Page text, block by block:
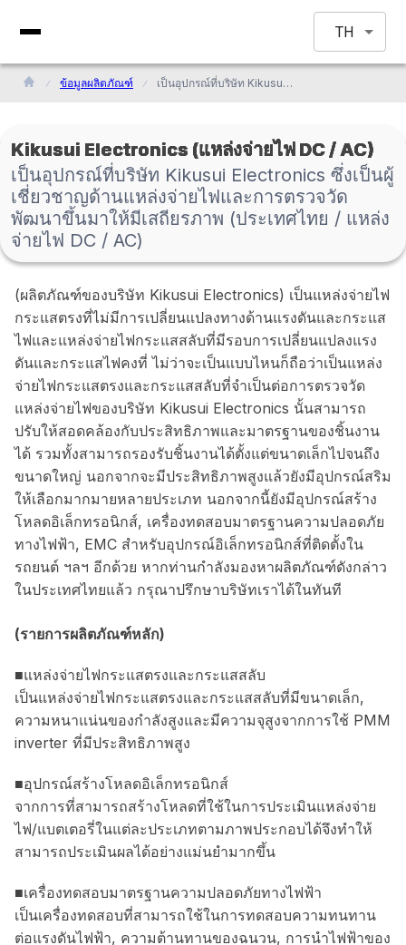
TH
ข้อมูลผลิตภัณฑ์ เป็นอุปกรณ์ที่บริษัท Kikusui Electronics ซึ่งเป็นผู้เชี่ยวชาญด้านแหล่งจ่ายไฟและการตรวจวัดพัฒนาขึ้นมาให้มีเสถียรภาพ (ประเทศไทย / แหล่งจ่ายไฟ DC / AC)
Kikusui Electronics (แหล่งจ่ายไฟ DC / AC)
เป็นอุปกรณ์ที่บริษัท Kikusui Electronics ซึ่งเป็นผู้
เชี่ยวชาญด้านแหล่งจ่ายไฟและการตรวจวัด
พัฒนาขึ้นมาให้มีเสถียรภาพ (ประเทศไทย / แหล่ง
จ่ายไฟ DC / AC)
(ผลิตภัณฑ์ของบริษัท Kikusui Electronics) เป็นแหล่งจ่ายไฟ
กระแสตรงที่ไม่มีการเปลี่ยนแปลงทางด้านแรงดันและกระแส
ไฟและแหล่งจ่ายไฟกระแสสลับที่มีรอบการเปลี่ยนแปลงแรง
ดันและกระแสไฟคงที่ ไม่ว่าจะเป็นแบบไหนก็ถือว่าเป็นแหล่ง
จ่ายไฟกระแสตรงและกระแสสลับที่จำเป็นต่อการตรวจวัด
แหล่งจ่ายไฟของบริษัท Kikusui Electronics นั้นสามารถ
ปรับให้สอดคล้องกับประสิทธิภาพและมาตรฐานของชิ้นงาน
ได้ รวมทั้งสามารถรองรับชิ้นงานได้ตั้งแต่ขนาดเล็กไปจนถึง
ขนาดใหญ่ นอกจากจะมีประสิทธิภาพสูงแล้วยังมีอุปกรณ์สริม
ให้เลือกมากมายหลายประเภท นอกจากนี้ยังมีอุปกรณ์สร้าง
โหลดอิเล็กทรอนิกส์, เครื่องทดสอบมาตรฐานความปลอดภัย
ทางไฟฟ้า, EMC สำหรับอุปกรณ์อิเล็กทรอนิกส์ที่ติดตั้งใน
รถยนต์ ฯลฯ อีกด้วย หากท่านกำลังมองหาผลิตภัณฑ์ดังกล่าว
ในประเทศไทยแล้ว กรุณาปรึกษาบริษัทเราได้ในทันที
(รายการผลิตภัณฑ์หลัก)
■แหล่งจ่ายไฟกระแสตรงและกระแสสลับ
เป็นแหล่งจ่ายไฟกระแสตรงและกระแสสลับที่มีขนาดเล็ก,
ความหนาแน่นของกำลังสูงและมีความจุสูงจากการใช้ PMM
inverter ที่มีประสิทธิภาพสูง
■อุปกรณ์สร้างโหลดอิเล็กทรอนิกส์
จากการที่สามารถสร้างโหลดที่ใช้ในการประเมินแหล่งจ่าย
ไฟ/แบตเตอรี่ในแต่ละประเภทตามภาพประกอบได้จึงทำให้
สามารถประเมินผลได้อย่างแม่นยำมากขึ้น
■เครื่องทดสอบมาตรฐานความปลอดภัยทางไฟฟ้า
เป็นเครื่องทดสอบที่สามารถใช้ในการทดสอบความทนทาน
ต่อแรงดันไฟฟ้า, ความต้านทานของฉนวน, การนำไฟฟ้าของ